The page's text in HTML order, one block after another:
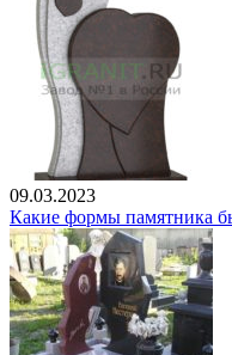
09.03.2023
Какие формы памятника